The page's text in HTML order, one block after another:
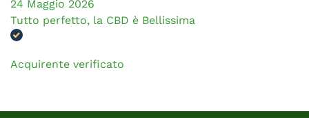
24 Maggio 2026
Tutto perfetto, la CBD è Bellissima
Acquirente verificato